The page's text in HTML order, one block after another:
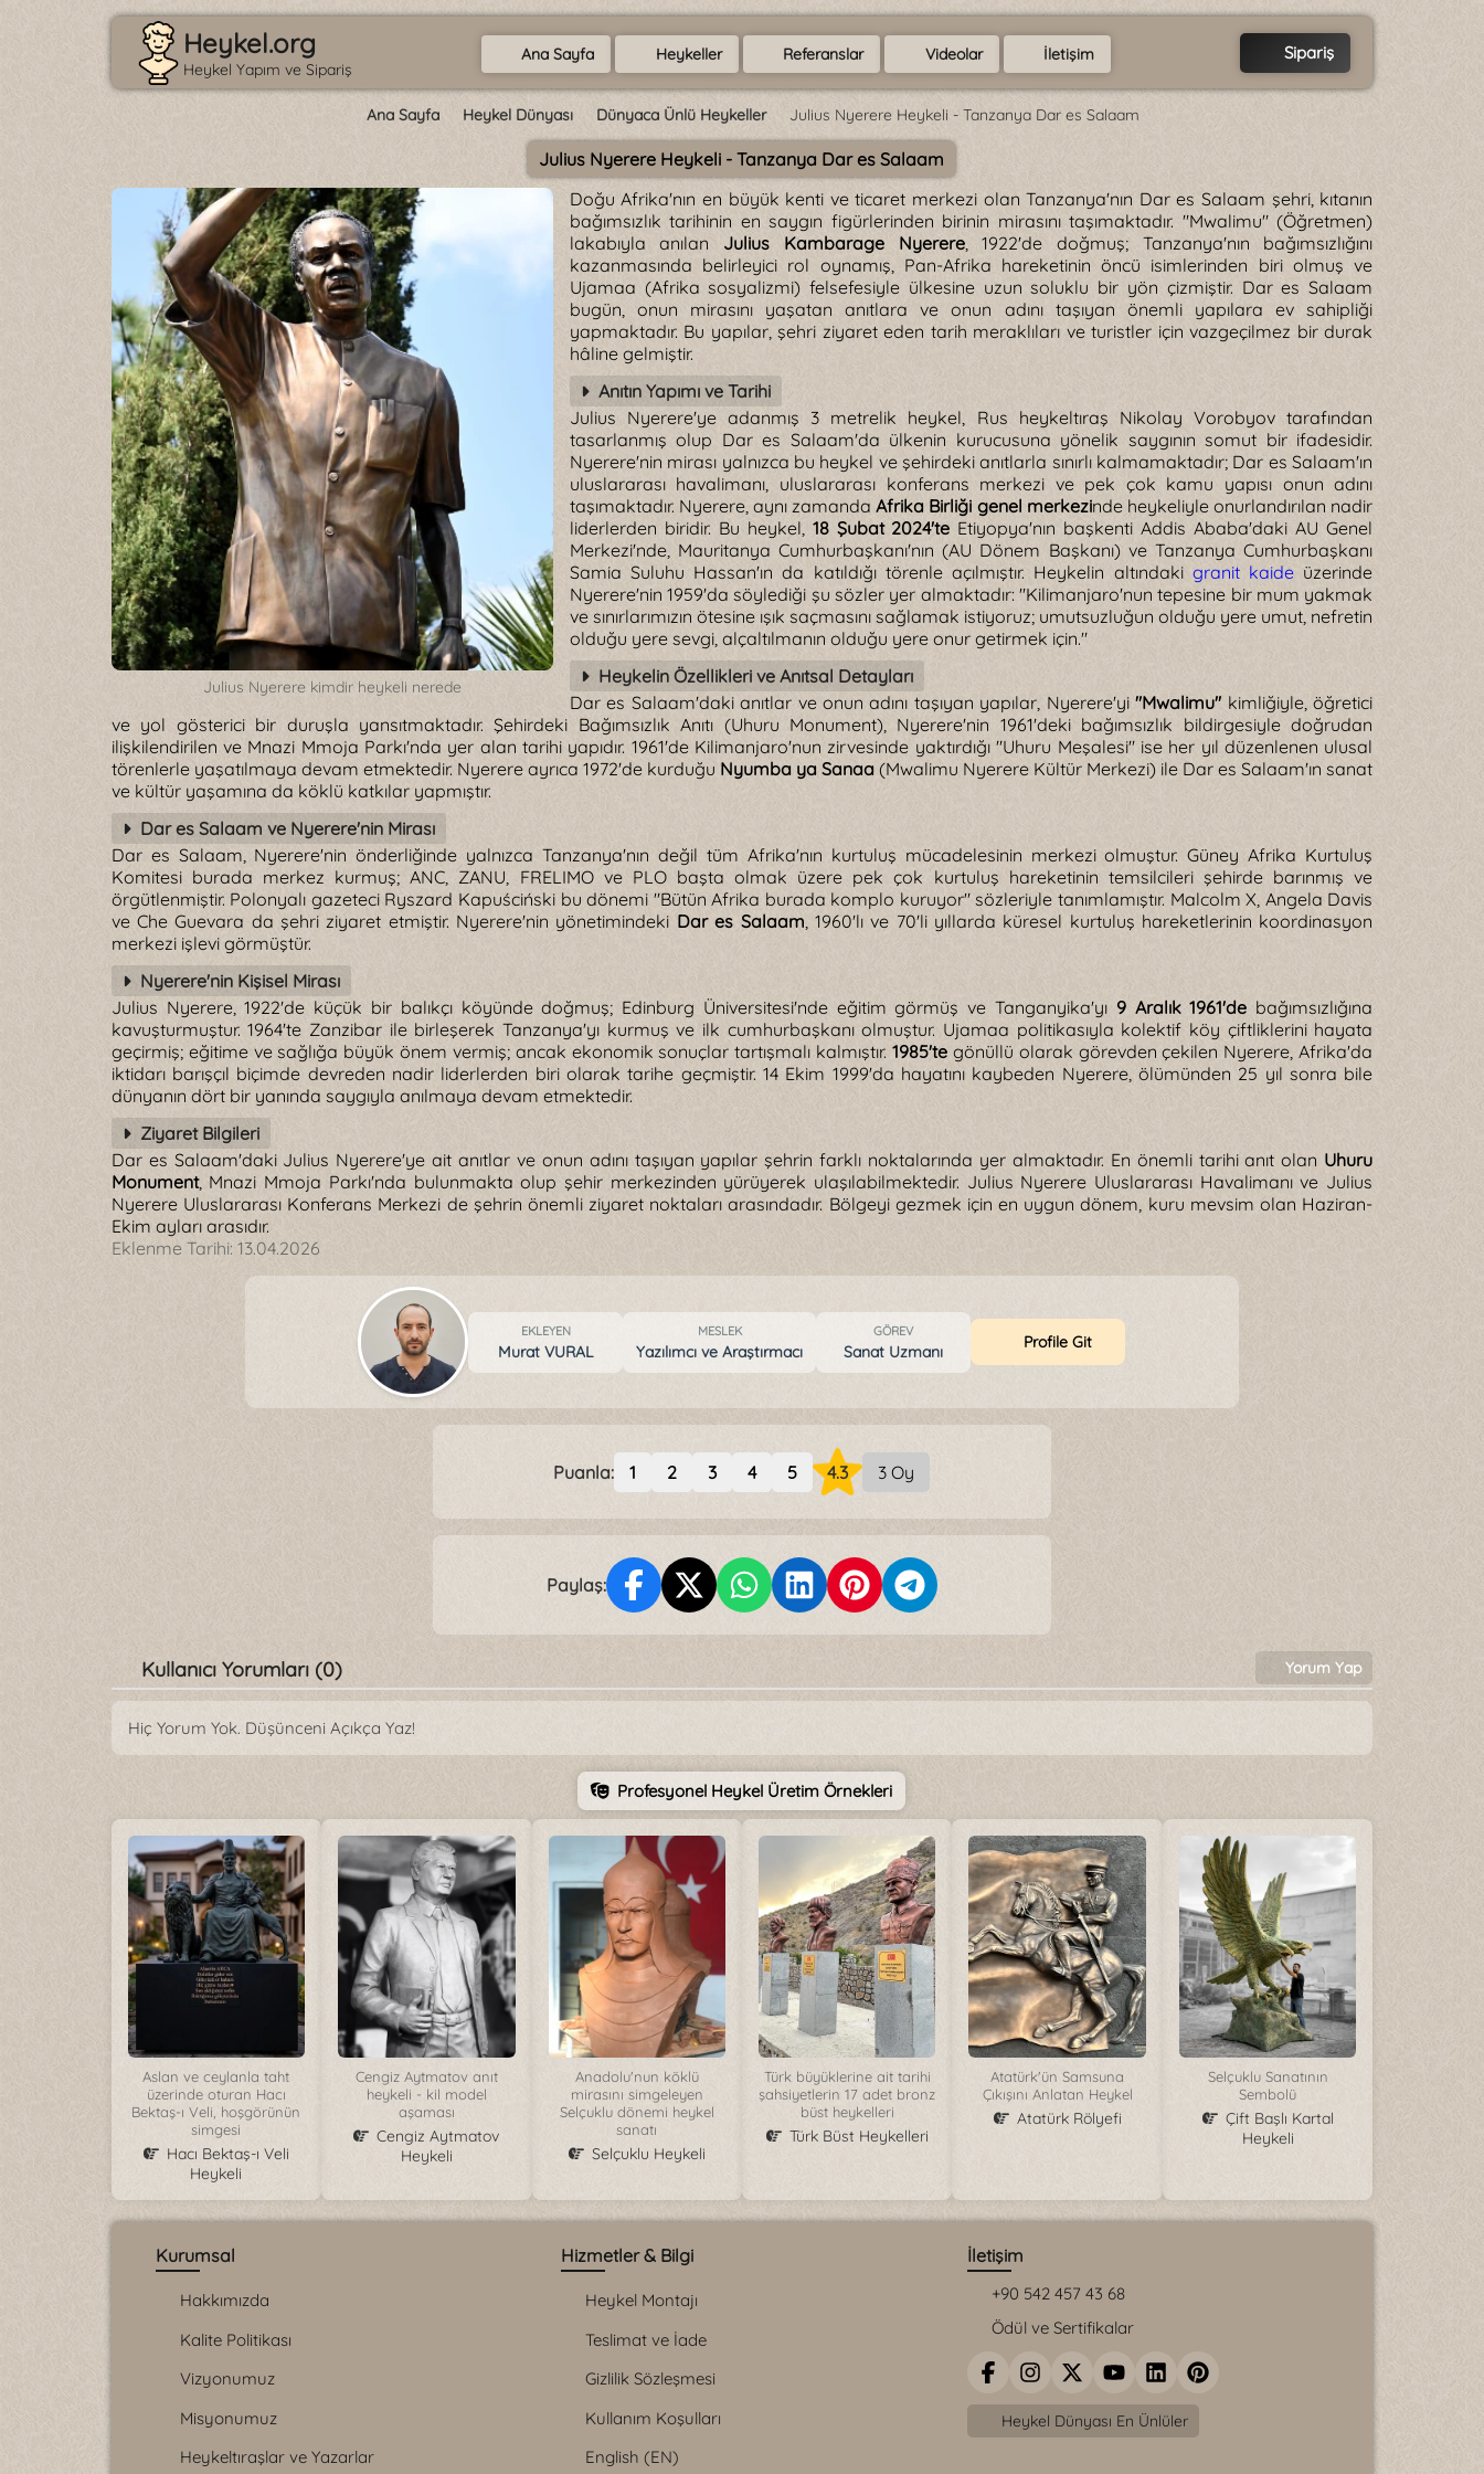
Heykel.org
Heykel Yapım ve Sipariş
Ana Sayfa Heykeller Referanslar Videolar İletişim Sipariş
Ana Sayfa Heykel Dünyası Dünyaca Ünlü Heykeller Julius Nyerere Heykeli - Tanzanya Dar es Salaam
Julius Nyerere Heykeli - Tanzanya Dar es Salaam
Julius Nyerere kimdir heykeli nerede
Doğu Afrika'nın en büyük kenti ve ticaret merkezi olan Tanzanya'nın Dar es Salaam şehri, kıtanın
bağımsızlık tarihinin en saygın figürlerinden birinin mirasını taşımaktadır. "Mwalimu" (Öğretmen)
lakabıyla anılan Julius Kambarage Nyerere, 1922'de doğmuş; Tanzanya'nın bağımsızlığını
kazanmasında belirleyici rol oynamış, Pan-Afrika hareketinin öncü isimlerinden biri olmuş ve
Ujamaa (Afrika sosyalizmi) felsefesiyle ülkesine uzun soluklu bir yön çizmiştir. Dar es Salaam
bugün, onun mirasını yaşatan anıtlara ve onun adını taşıyan önemli yapılara ev sahipliği
yapmaktadır. Bu yapılar, şehri ziyaret eden tarih meraklıları ve turistler için vazgeçilmez bir durak
hâline gelmiştir.
Anıtın Yapımı ve Tarihi
Julius Nyerere'ye adanmış 3 metrelik heykel, Rus heykeltıraş Nikolay Vorobyov tarafından
tasarlanmış olup Dar es Salaam'da ülkenin kurucusuna yönelik saygının somut bir ifadesidir.
Nyerere'nin mirası yalnızca bu heykel ve şehirdeki anıtlarla sınırlı kalmamaktadır; Dar es Salaam'ın
uluslararası havalimanı, uluslararası konferans merkezi ve pek çok kamu yapısı onun adını
taşımaktadır. Nyerere, aynı zamandaAfrika Birliği genel merkezinde heykeliyle onurlandırılan nadir
liderlerden biridir. Bu heykel, 18 Şubat 2024'te Etiyopya'nın başkenti Addis Ababa'daki AU Genel
Merkezi'nde, Mauritanya Cumhurbaşkanı'nın (AU Dönem Başkanı) ve Tanzanya Cumhurbaşkanı
Samia Suluhu Hassan'ın da katıldığı törenle açılmıştır. Heykelin altındaki granit kaideüzerinde
Nyerere'nin 1959'da söylediği şu sözler yer almaktadır: "Kilimanjaro'nun tepesine bir mum yakmak
ve sınırlarımızın ötesine ışık saçmasını sağlamak istiyoruz; umutsuzluğun olduğu yere umut, nefretin
olduğu yere sevgi, alçaltılmanın olduğu yere onur getirmek için."
Heykelin Özellikleri ve Anıtsal Detayları
Dar es Salaam'daki anıtlar ve onun adını taşıyan yapılar, Nyerere'yi"Mwalimu" kimliğiyle, öğretici
ve yol gösterici bir duruşla yansıtmaktadır. Şehirdeki Bağımsızlık Anıtı (Uhuru Monument), Nyerere'nin 1961'deki bağımsızlık bildirgesiyle doğrudan
ilişkilendirilen ve Mnazi Mmoja Parkı'nda yer alan tarihi yapıdır. 1961'de Kilimanjaro'nun zirvesinde yaktırdığı "Uhuru Meşalesi" ise her yıl düzenlenen ulusal
törenlerle yaşatılmaya devam etmektedir. Nyerere ayrıca 1972'de kurduğu Nyumba ya Sanaa (Mwalimu Nyerere Kültür Merkezi) ile Dar es Salaam'ın sanat
ve kültür yaşamına da köklü katkılar yapmıştır.
Dar es Salaam ve Nyerere'nin Mirası
Dar es Salaam, Nyerere'nin önderliğinde yalnızca Tanzanya'nın değil tüm Afrika'nın kurtuluş mücadelesinin merkezi olmuştur. Güney Afrika Kurtuluş
Komitesi burada merkez kurmuş; ANC, ZANU, FRELIMO ve PLO başta olmak üzere pek çok kurtuluş hareketinin temsilcileri şehirde barınmış ve
örgütlenmiştir. Polonyalı gazeteci Ryszard Kapuściński bu dönemi "Bütün Afrika burada komplo kuruyor" sözleriyle tanımlamıştır. Malcolm X, Angela Davis
ve Che Guevara da şehri ziyaret etmiştir. Nyerere'nin yönetimindeki Dar es Salaam, 1960'lı ve 70'li yıllarda küresel kurtuluş hareketlerinin koordinasyon
merkezi işlevi görmüştür.
Nyerere'nin Kişisel Mirası
Julius Nyerere, 1922'de küçük bir balıkçı köyünde doğmuş; Edinburg Üniversitesi'nde eğitim görmüş ve Tanganyika'yı 9 Aralık 1961'de bağımsızlığına
kavuşturmuştur. 1964'te Zanzibar ile birleşerek Tanzanya'yı kurmuş ve ilk cumhurbaşkanı olmuştur. Ujamaa politikasıyla kolektif köy çiftliklerini hayata
geçirmiş; eğitime ve sağlığa büyük önem vermiş; ancak ekonomik sonuçlar tartışmalı kalmıştır.1985'te gönüllü olarak görevden çekilen Nyerere, Afrika'da
iktidarı barışçıl biçimde devreden nadir liderlerden biri olarak tarihe geçmiştir. 14 Ekim 1999'da hayatını kaybeden Nyerere, ölümünden 25 yıl sonra bile
dünyanın dört bir yanında saygıyla anılmaya devam etmektedir.
Ziyaret Bilgileri
Dar es Salaam'daki Julius Nyerere'ye ait anıtlar ve onun adını taşıyan yapılar şehrin farklı noktalarında yer almaktadır. En önemli tarihi anıt olan Uhuru
Monument, Mnazi Mmoja Parkı'nda bulunmakta olup şehir merkezinden yürüyerek ulaşılabilmektedir. Julius Nyerere Uluslararası Havalimanı ve Julius
Nyerere Uluslararası Konferans Merkezi de şehrin önemli ziyaret noktaları arasındadır. Bölgeyi gezmek için en uygun dönem, kuru mevsim olan Haziran-
Ekim ayları arasıdır.
Eklenme Tarihi: 13.04.2026
EKLEYEN
Murat VURAL
MESLEK
Yazılımcı ve Araştırmacı
GÖREV
Sanat Uzmanı Profile Git
Puanla: 1 2 3 4 5 4.3 3 Oy
Paylaş:
Kullanıcı Yorumları (0) Yorum Yap
Hiç Yorum Yok. Düşünceni Açıkça Yaz!
Profesyonel Heykel Üretim Örnekleri
Aslan ve ceylanla taht
üzerinde oturan Hacı
Bektaş-ı Veli, hoşgörünün
simgesi
Hacı Bektaş-ı Veli
Heykeli
Cengiz Aytmatov anıt
heykeli - kil model
aşaması
Cengiz Aytmatov
Heykeli
Anadolu'nun köklü
mirasını simgeleyen
Selçuklu dönemi heykel
sanatı
Selçuklu Heykeli
Türk büyüklerine ait tarihi
şahsiyetlerin 17 adet bronz
büst heykelleri
Türk Büst Heykelleri
Atatürk'ün Samsuna
Çıkışını Anlatan Heykel
Atatürk Rölyefi
Selçuklu Sanatının
Sembolü
Çift Başlı Kartal
Heykeli
Kurumsal
Hakkımızda
Kalite Politikası
Vizyonumuz
Misyonumuz
Heykeltıraşlar ve Yazarlar
Hizmetler & Bilgi
Heykel Montajı
Teslimat ve İade
Gizlilik Sözleşmesi
Kullanım Koşulları
English (EN)
İletişim
+90 542 457 43 68
Ödül ve Sertifikalar
Heykel Dünyası En Ünlüler